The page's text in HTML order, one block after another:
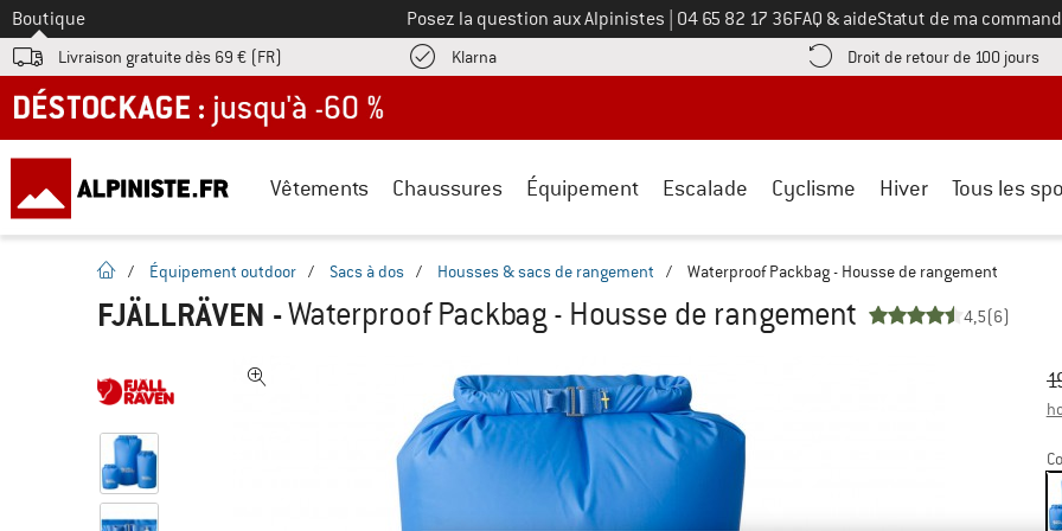
Vers le
Boutique Posez la question aux Alpinistes Appelez-nous au
04 65 82 17 36FAQ & aideStatut de ma
Livraison gratuite dès 69 € (FR) KlarnaTrouve les informations de paiement ici ! Ouvre une boîte d'information
Droit de retour de 100 jours
DÉSTOCKAGE : jusqu'à -60 %
Vêtements Chaussures Équipement Escalade Cyclisme Hiver Tous les
Page d'accueil
/ Équipement outdoor / Sacs à dos / Housses & sacs de rangement / Waterproof Packbag - Housse de rangement
FJÄLLRÄVEN -Waterproof Packbag - Housse de rangement 4,5(6)